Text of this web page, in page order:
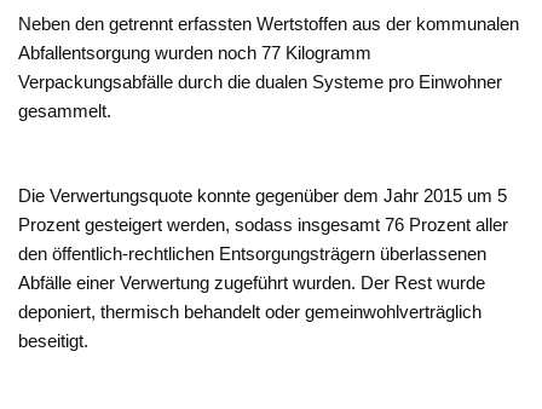
Neben den getrennt erfassten Wertstoffen aus der kommunalen
Abfallentsorgung wurden noch 77 Kilogramm
Verpackungsabfälle durch die dualen Systeme pro Einwohner
gesammelt.
Die Verwertungsquote konnte gegenüber dem Jahr 2015 um 5
Prozent gesteigert werden, sodass insgesamt 76 Prozent aller
den öffentlich-rechtlichen Entsorgungsträgern überlassenen
Abfälle einer Verwertung zugeführt wurden. Der Rest wurde
deponiert, thermisch behandelt oder gemeinwohlverträglich
beseitigt.